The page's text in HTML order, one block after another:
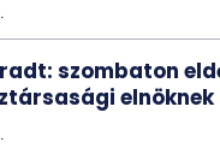
szombaton
elnöknek